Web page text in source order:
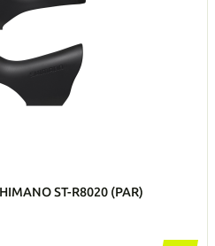
ST-R8020 (PAR)